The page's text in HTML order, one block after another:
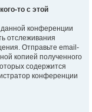
то с этой
конференции
отслеживания
Отправьте email-
копией полученного
содержится
конференции